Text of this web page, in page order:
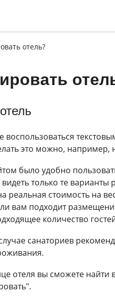
отель?
воспользоваться
это можно, например,
было удобно
видеть только те
реальная стоимость на
вам подходит
количество
санаториев
отеля вы сможете